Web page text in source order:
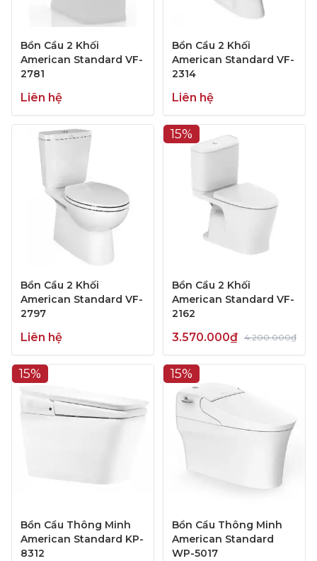
Bồn Cầu 2 Khối
American Standard VF-
2781
Liên hệ
Bồn Cầu 2 Khối
American Standard VF-
2314
Liên hệ
Bồn Cầu 2 Khối
American Standard VF-
2797
Liên hệ
15%
Bồn Cầu 2 Khối
American Standard VF-
2162
3.570.000₫ 4.200.000₫
15%
Bồn Cầu Thông Minh
American Standard KP-
8312
15%
Bồn Cầu Thông Minh
American Standard
WP-5017